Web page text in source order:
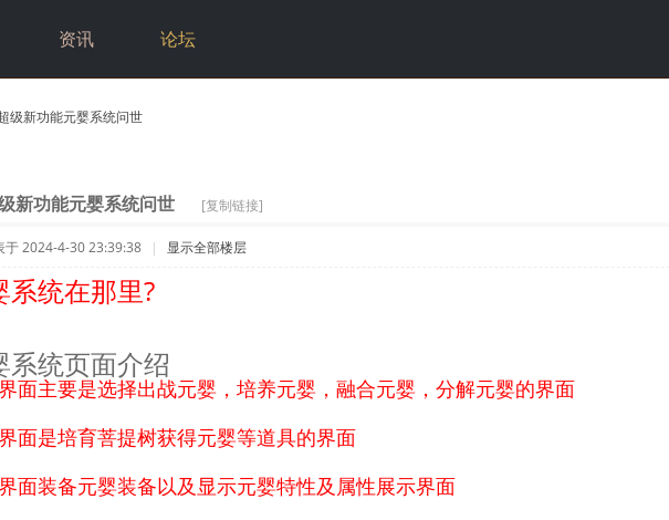
资讯 论坛
级新功能元婴系统问世
新功能元婴系统问世 [复制链接]
于 2024-4-30 23:39:38 | 显示全部楼层
系统在那里?
系统页面介绍
面主要是选择出战元婴，培养元婴，融合元婴，分解元婴的界面
面是培育菩提树获得元婴等道具的界面
面装备元婴装备以及显示元婴特性及属性展示界面